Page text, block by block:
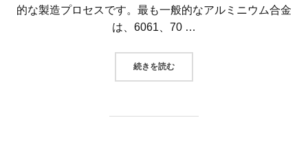
的な製造プロセスです。最も一般的なアルミニウム合金
は、6061、70 …
続きを読む“アルミニウム合金のCNC加工は